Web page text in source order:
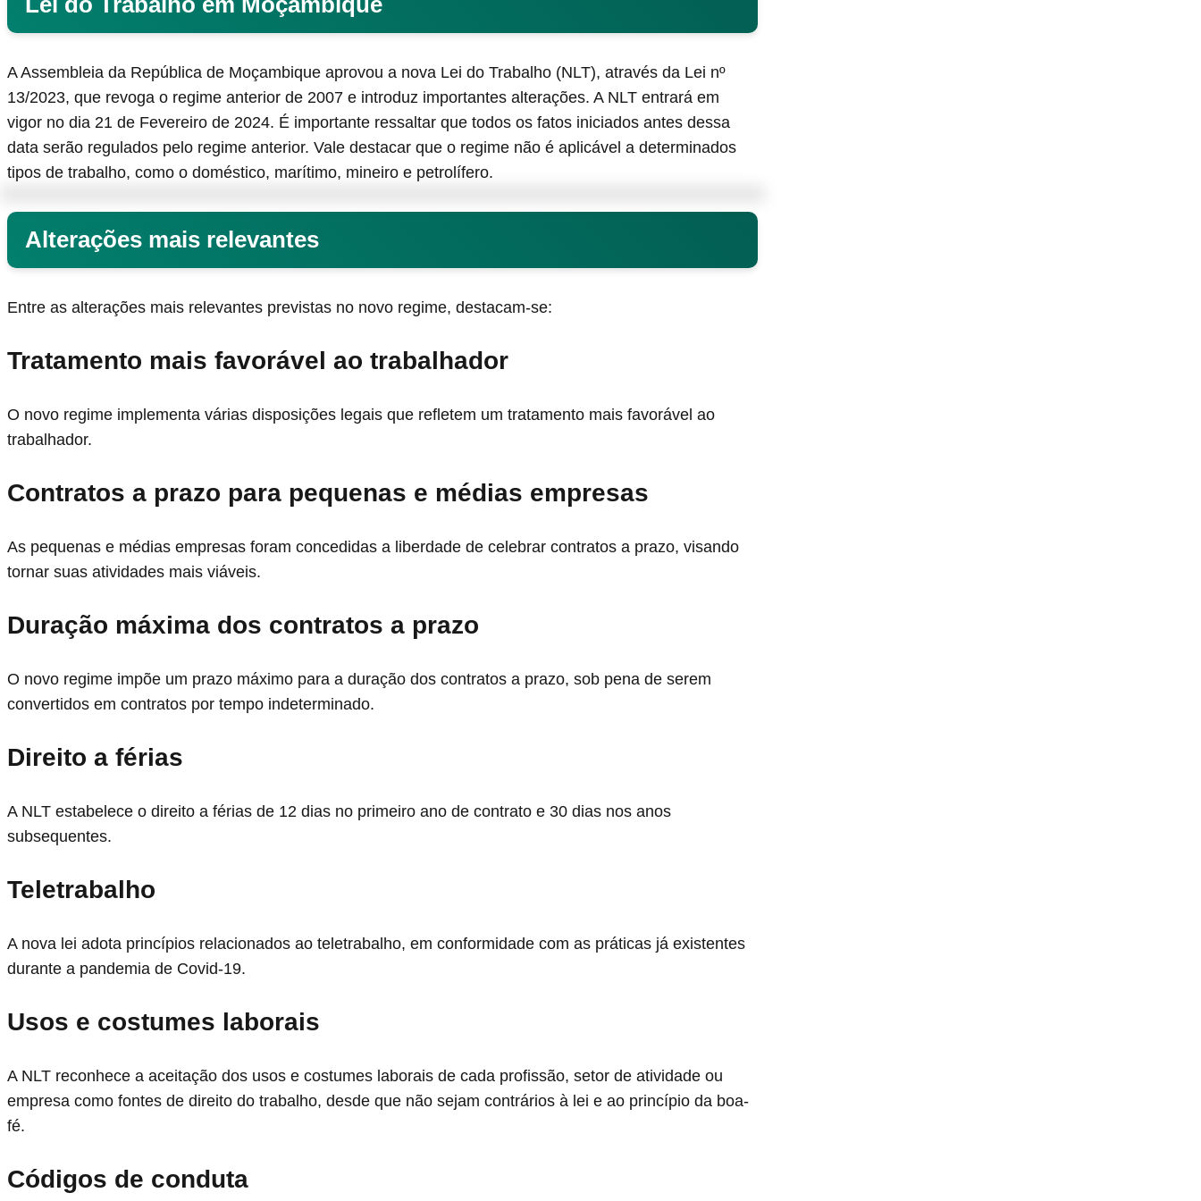
A Assembleia da República de Moçambique aprovou a nova Lei do Trabalho (NLT), através da Lei nº
13/2023, que revoga o regime anterior de 2007 e introduz importantes alterações. A NLT entrará em
vigor no dia 21 de Fevereiro de 2024. É importante ressaltar que todos os fatos iniciados antes dessa
data serão regulados pelo regime anterior. Vale destacar que o regime não é aplicável a determinados
tipos de trabalho, como o doméstico, marítimo, mineiro e petrolífero.
Alterações mais relevantes
Entre as alterações mais relevantes previstas no novo regime, destacam-se:
Tratamento mais favorável ao trabalhador
O novo regime implementa várias disposições legais que refletem um tratamento mais favorável ao
trabalhador.
Contratos a prazo para pequenas e médias empresas
As pequenas e médias empresas foram concedidas a liberdade de celebrar contratos a prazo, visando
tornar suas atividades mais viáveis.
Duração máxima dos contratos a prazo
O novo regime impõe um prazo máximo para a duração dos contratos a prazo, sob pena de serem
convertidos em contratos por tempo indeterminado.
Direito a férias
A NLT estabelece o direito a férias de 12 dias no primeiro ano de contrato e 30 dias nos anos
subsequentes.
Teletrabalho
A nova lei adota princípios relacionados ao teletrabalho, em conformidade com as práticas já existentes
durante a pandemia de Covid-19.
Usos e costumes laborais
A NLT reconhece a aceitação dos usos e costumes laborais de cada profissão, setor de atividade ou
empresa como fontes de direito do trabalho, desde que não sejam contrários à lei e ao princípio da boa-
fé.
Códigos de conduta